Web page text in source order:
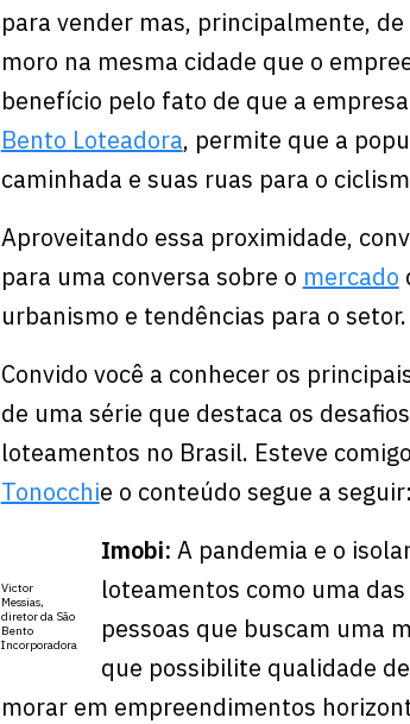
para vender mas, principalmente,
moro na mesma cidade que o
benefício pelo fato de que a
Bento Loteadora, permite que a
caminhada e suas ruas para o
Aproveitando essa proximidade,
para uma conversa sobre o mercado
urbanismo e tendências para o setor.
Convido você a conhecer os
de uma série que destaca os
loteamentos no Brasil. Esteve
Tonocchie o conteúdo segue a seguir:
Victor
Messias,
diretor da São
Bento
Incorporadora
Imobi: A pandemia e o
loteamentos como uma
pessoas que buscam uma
que possibilite qualidade
morar em empreendimentos